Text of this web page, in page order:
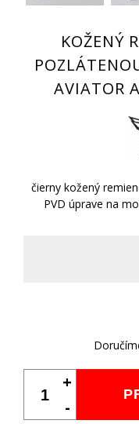
KOŽENÝ
AVIATOR
čierny kožený
PVD úprave na
+
-